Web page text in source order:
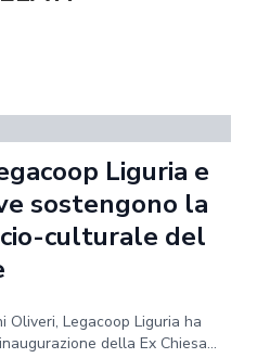
Liguria e
sostengono la
culturale del
Oliveri, Legacoop Liguria ha
della Ex Chiesa...